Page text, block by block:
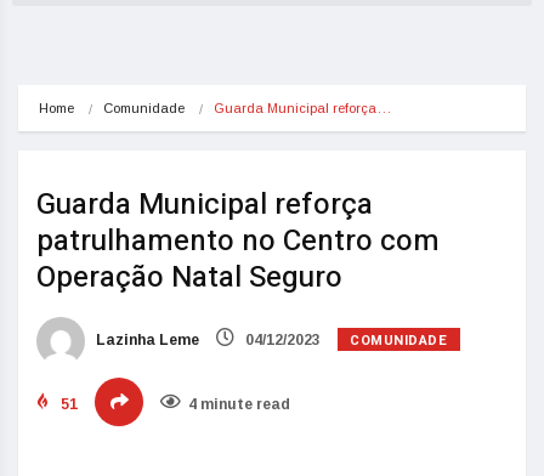
Home Comunidade Guarda Municipal reforça…
Guarda Municipal reforça
patrulhamento no Centro com
Operação Natal Seguro
Lazinha Leme 04/12/2023 COMUNIDADE
51 4 minute read